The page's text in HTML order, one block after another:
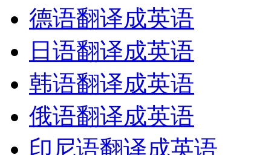
德语翻译成英语
日语翻译成英语
韩语翻译成英语
俄语翻译成英语
印尼语翻译成英语